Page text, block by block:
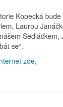
Kopecká
Laurou
se“.
zde,